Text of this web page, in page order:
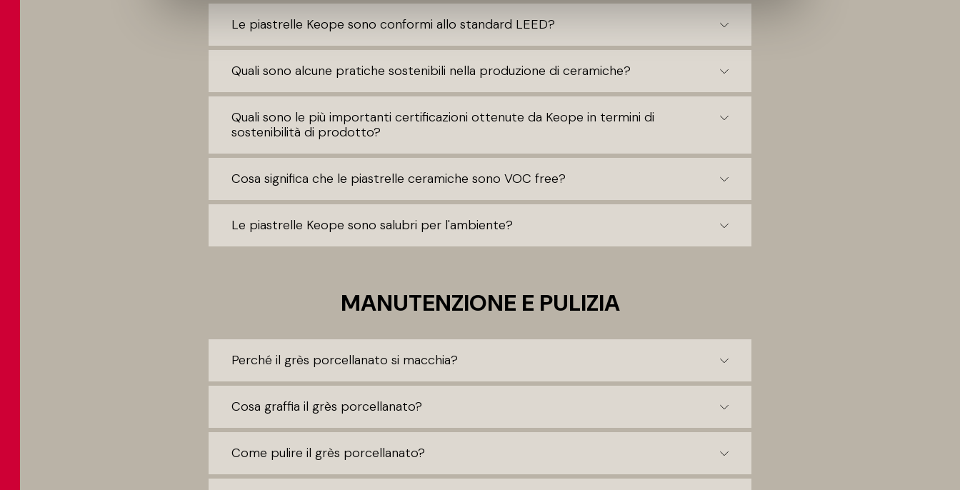
Le piastrelle Keope sono conformi allo standard LEED?
Quali sono alcune pratiche sostenibili nella produzione di ceramiche?
Quali sono le più importanti certificazioni ottenute da Keope in termini di
sostenibilità di prodotto?
Cosa significa che le piastrelle ceramiche sono VOC free?
Le piastrelle Keope sono salubri per l'ambiente?
MANUTENZIONE E PULIZIA
Perché il grès porcellanato si macchia?
Cosa graffia il grès porcellanato?
Come pulire il grès porcellanato?